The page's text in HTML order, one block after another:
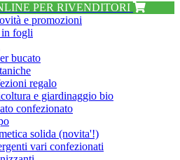
PER RIVENDITORI
e promozioni
fogli
bucato
regalo
e giardinaggio bio
confezionato
solida (novita'!)
vari confezionati